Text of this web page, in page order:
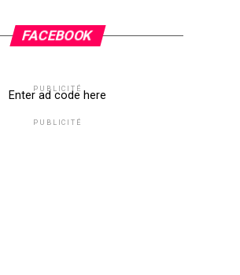
FACEBOOK
PUBLICITÉ
Enter ad code here
PUBLICITÉ